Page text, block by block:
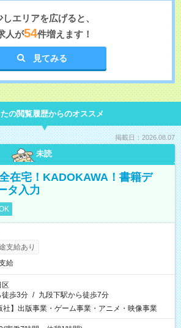
しエリアを広げると、
人が54件増えます！
見てみる
の閲覧履歴からのオススメ
掲載日：2026.08.07
未読
在宅！KADOKAWA！書籍デ
タ入力
支給あり
給
区
徒歩3分 / 九段下駅から徒歩7分
社】出版事業・ゲーム事業・アニメ・映像事業